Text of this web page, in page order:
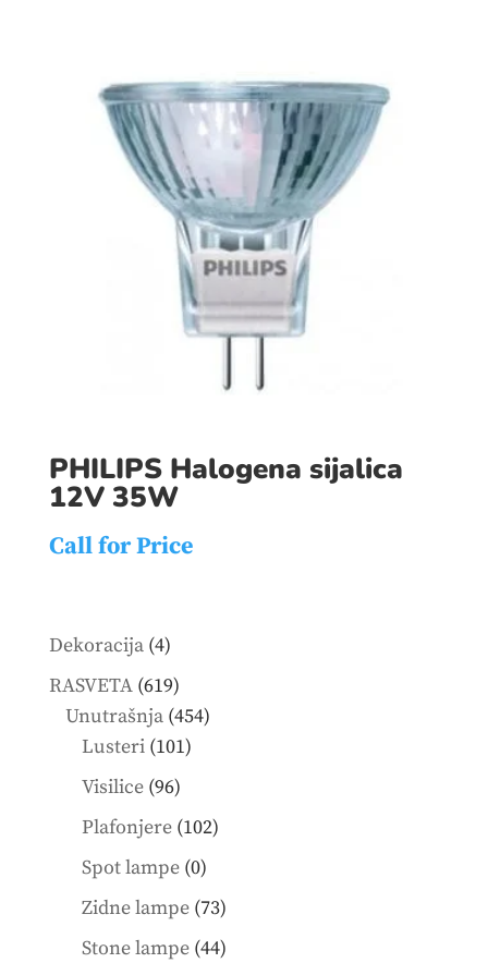
PHILIPS Halogena sijalica
12V 35W
Call for Price
Dekoracija 44
products
RASVETA 619619
products
Unutrašnja 454454
Lusteri 101101
Visilice 9696
products
Plafonjere 102102
Spot lampe 00
products
Zidne lampe 7373
products
Stone lampe 4444